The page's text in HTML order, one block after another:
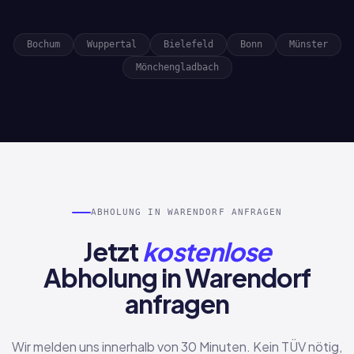
Bochum Wuppertal Bielefeld Bonn Münster
Mönchengladbach
ABHOLUNG IN WARENDORF ANFRAGEN
Jetztkostenlose
Abholung in Warendorf
anfragen
Wir melden uns innerhalb von 30 Minuten. Kein TÜV nötig,